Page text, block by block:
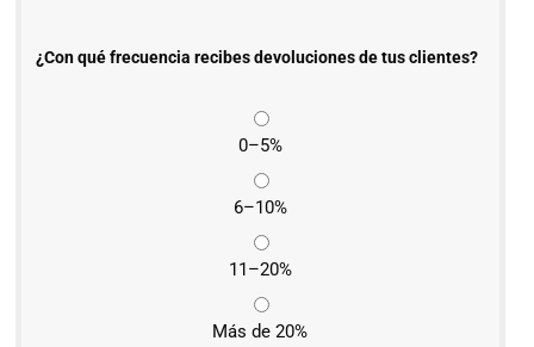
¿Con qué frecuencia recibes devoluciones de tus clientes?
0–5%
6–10%
11–20%
Más de 20%